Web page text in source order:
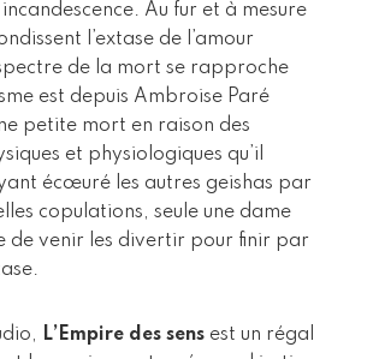
Au fur et à mesure
l’extase de l’amour
de la mort se rapproche
est depuis Ambroise Paré
petite mort en raison des
et physiologiques qu’il
écœuré les autres geishas par
copulations, seule une dame
de venir les divertir pour finir par
L’Empire des sens est un régal